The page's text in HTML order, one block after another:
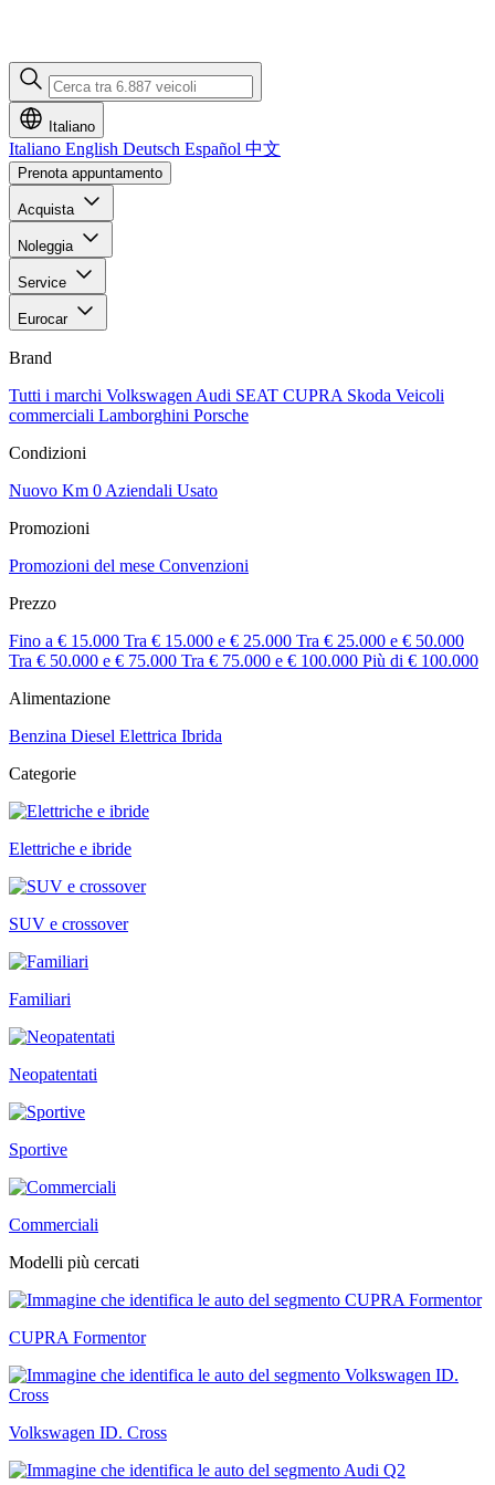
Italiano
Italiano English Deutsch Español 中文
Prenota appuntamento
Acquista
Noleggia
Service
Eurocar
Brand
Tutti i marchi Volkswagen Audi SEAT CUPRA Skoda Veicoli
commerciali Lamborghini Porsche
Condizioni
Nuovo Km 0 Aziendali Usato
Promozioni
Promozioni del mese Convenzioni
Prezzo
Fino a € 15.000 Tra € 15.000 e € 25.000 Tra € 25.000 e € 50.000
Tra € 50.000 e € 75.000 Tra € 75.000 e € 100.000 Più di € 100.000
Alimentazione
Benzina Diesel Elettrica Ibrida
Categorie
Elettriche e ibride
SUV e crossover
Familiari
Neopatentati
Sportive
Commerciali
Modelli più cercati
CUPRA Formentor
Volkswagen ID. Cross